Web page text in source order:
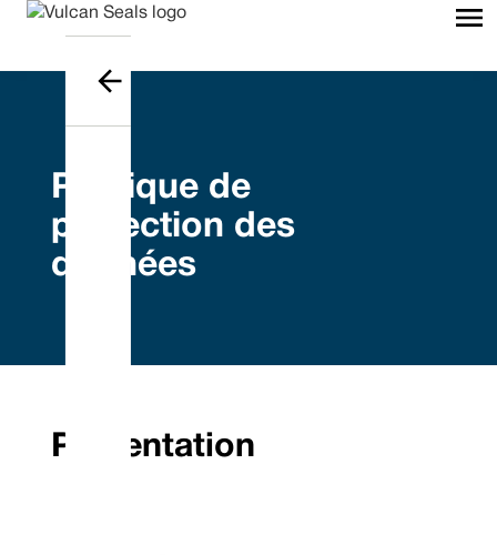
Politique de
protection des
données
Présentation